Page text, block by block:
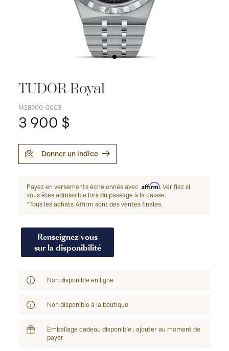
TUDOR Royal
M28500-0003
3 900 $
Donner un indice
Payez en versements échelonnés avec Affirm. Vérifiez si
vous êtes admissible lors du passage à la caisse.
*Tous les achats Affirm sont des ventes finales.
Renseignez-vous
sur la disponibilité
Non disponible en ligne
Non disponible à la boutique
Emballage cadeau disponible : ajouter au moment de
payer